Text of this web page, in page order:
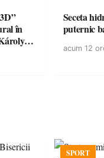
în
Seceta
puternic
acum 12
SPORT